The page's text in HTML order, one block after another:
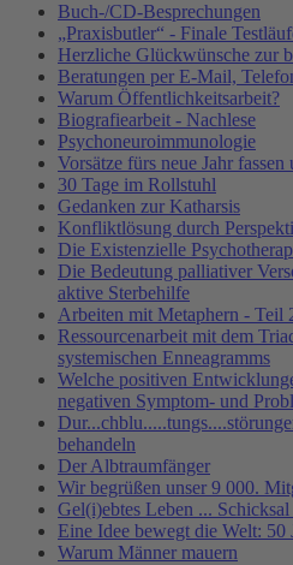
Buch-/CD-Besprechungen
„Praxisbutler“ - Finale
Herzliche Glückwünsche zur
Beratungen per E-Mail,
Warum Öffentlichkeitsarbeit?
Biografiearbeit - Nachlese
Psychoneuroimmunologie
Vorsätze fürs neue Jahr fassen
30 Tage im Rollstuhl
Gedanken zur Katharsis
Konfliktlösung durch
Die Existenzielle
Die Bedeutung palliativer
aktive Sterbehilfe
Arbeiten mit Metaphern - Teil
Ressourcenarbeit mit dem
systemischen Enneagramms
Welche positiven
negativen Symptom- und
behandeln
Der Albtraumfänger
Wir begrüßen unser 9 000.
Gel(i)ebtes Leben ...
Eine Idee bewegt die Welt: 50
Warum Männer mauern